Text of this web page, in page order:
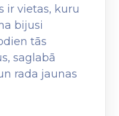
ir vietas, kuru
bijusi
tās
saglabā
rada jaunas